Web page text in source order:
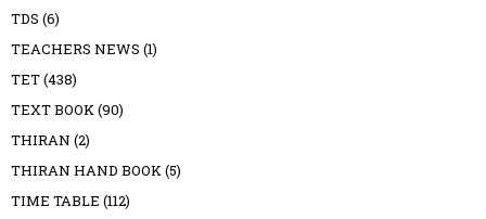
TDS (6)
TEACHERS NEWS (1)
TET(438)
TEXT BOOK(90)
THIRAN (2)
THIRAN HAND BOOK(5)
TIME TABLE (112)